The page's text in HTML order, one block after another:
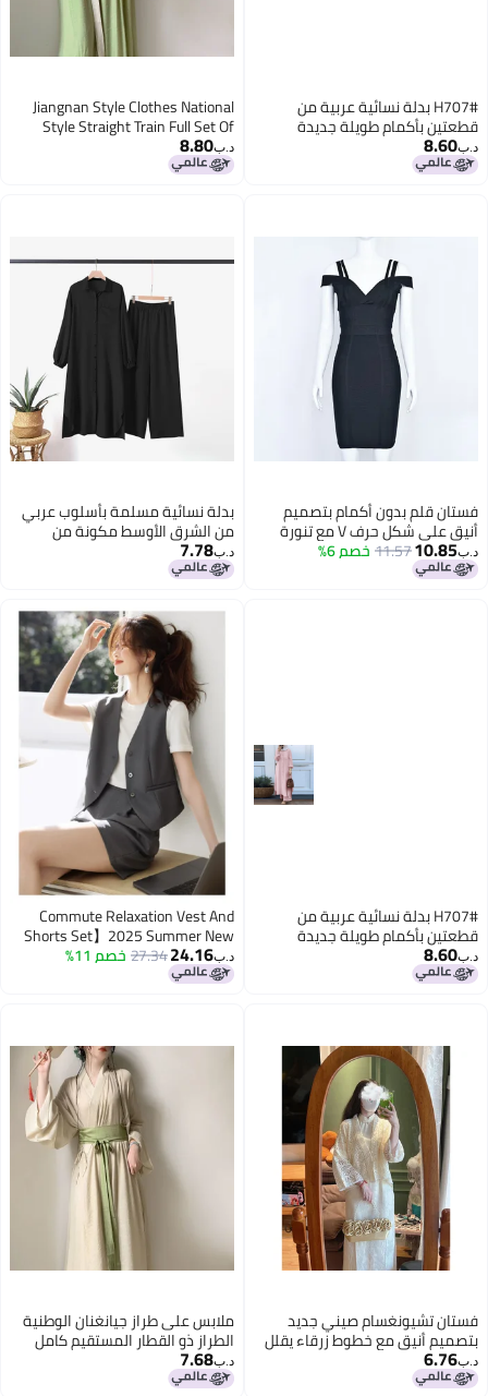
H707# بدلة نسائية عربية من
قطعتين بأكمام طويلة جديدة
للنساء
د.ب‏8.60
Jiangnan Style Clothes National
Style Straight Train Full Set Of
Antique Dance Improved Hanfu
Female Wei Jin Style Big Sleeve
د.ب‏8.80
فستان قلم بدون أكمام بتصميم
أنيق على شكل حرف V مع تنورة
ضاغطة شمالية للبيع
د.ب‏10.85
11.57خصم 6%
بدلة نسائية مسلمة بأسلوب عربي
من الشرق الأوسط مكونة من
قطعتين مع قميص بأكمام طويلة
وسروال جديد
د.ب‏7.78
H707# بدلة نسائية عربية من
قطعتين بأكمام طويلة جديدة
للنساء
د.ب‏8.60
Commute Relaxation Vest And
Shorts Set】2025 Summer New
Arrival Minimalist Slim-fit
Women's Coordinated Outfit
د.ب‏24.16
27.34خصم 11%
فستان تشيونغسام صيني جديد
بتصميم أنيق مع خطوط زرقاء يقلل
من العمر للاستخدام اليومي
د.ب‏6.76
ملابس على طراز جيانغنان الوطنية
الطراز ذو القطار المستقيم كامل
الطقم من الرقص العتيق هانفو
النسائي المحسن على طراز وي جين
د.ب‏7.68